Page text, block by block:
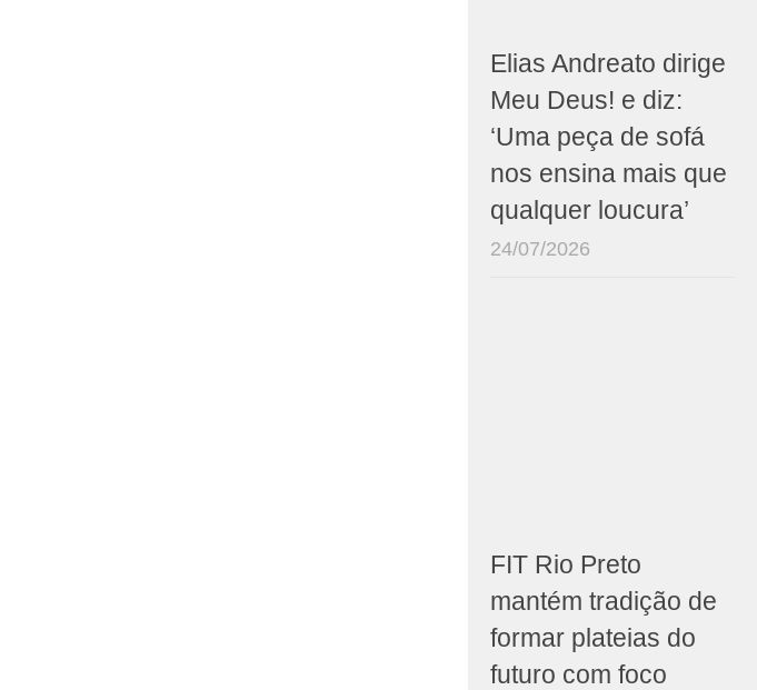
Elias Andreato dirige
Meu Deus! e diz:
‘Uma peça de sofá
nos ensina mais que
qualquer loucura’
24/07/2026
FIT Rio Preto
mantém tradição de
formar plateias do
futuro com foco